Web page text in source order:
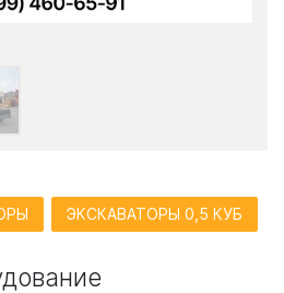
ЭКСКАВАТОРЫ 0,5 КУБ